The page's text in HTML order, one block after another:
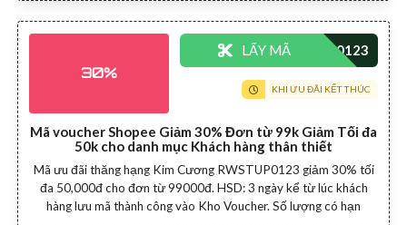
30%
Mã voucher Shopee Giảm 30% Đơn từ 99k Giảm Tối đa
50k cho danh mục Khách hàng thân thiết
Mã ưu đãi thăng hạng Kim Cương RWSTUP0123 giảm 30% tối
đa 50,000đ cho đơn từ 99000đ. HSD: 3 ngày kể từ lúc khách
hàng lưu mã thành công vào Kho Voucher. Số lượng có hạn
LẤY MÃ
KHI ƯU ĐÃI KẾT THÚC